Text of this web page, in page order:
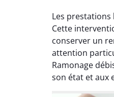
Les prestations
Cette
conserver un
attention
Ramonage
son état et aux